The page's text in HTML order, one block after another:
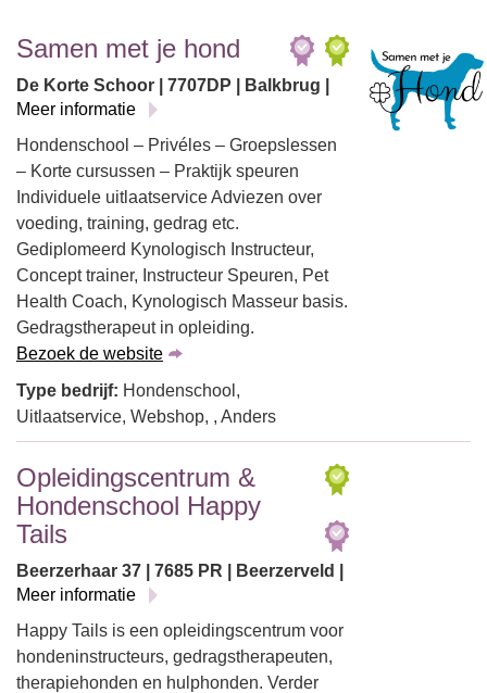
Samen met je hond
De Korte Schoor | 7707DP | Balkbrug |
Meer informatie
Hondenschool – Privéles – Groepslessen
– Korte cursussen – Praktijk speuren
Individuele uitlaatservice Adviezen over
voeding, training, gedrag etc.
Gediplomeerd Kynologisch Instructeur,
Concept trainer, Instructeur Speuren, Pet
Health Coach, Kynologisch Masseur basis.
Gedragstherapeut in opleiding.
Bezoek de website
Type bedrijf: Hondenschool,
Uitlaatservice, Webshop, , Anders
Opleidingscentrum &
Hondenschool Happy
Tails
Beerzerhaar 37 | 7685 PR | Beerzerveld |
Meer informatie
Happy Tails is een opleidingscentrum voor
hondeninstructeurs, gedragstherapeuten,
therapiehonden en hulphonden. Verder